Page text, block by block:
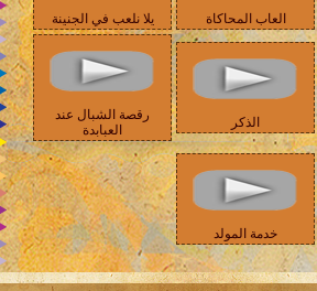
العاب المحاكاة يلا نلعب في الجنينة
الذكر
رقصة الشبال عند
العبابدة
خدمة المولد